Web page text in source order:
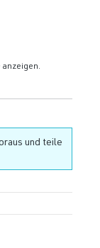
5 Sternen
und teile